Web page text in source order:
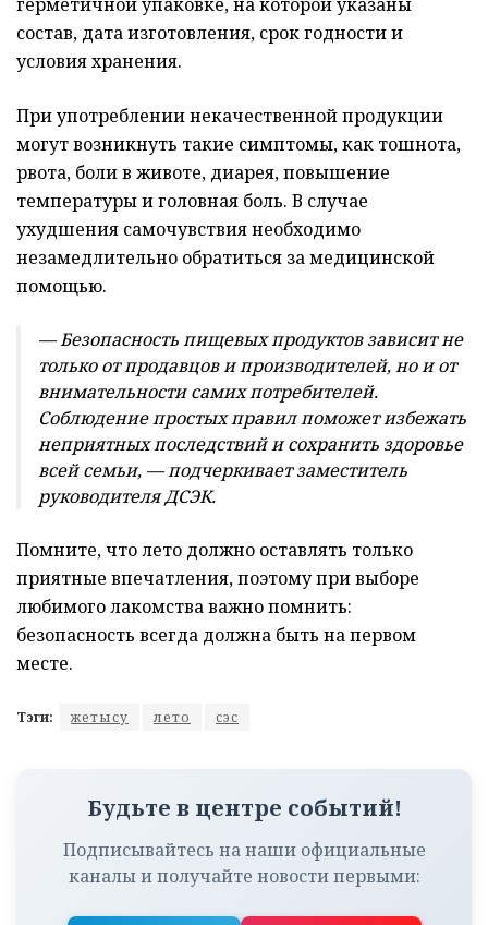
состав, дата изготовления, срок годности и
условия хранения.
При употреблении некачественной продукции
могут возникнуть такие симптомы, как тошнота,
рвота, боли в животе, диарея, повышение
температуры и головная боль. В случае
ухудшения самочувствия необходимо
незамедлительно обратиться за медицинской
помощью.
— Безопасность пищевых продуктов зависит не
только от продавцов и производителей, но и от
внимательности самих потребителей.
Соблюдение простых правил поможет избежать
неприятных последствий и сохранить здоровье
всей семьи, — подчеркивает заместитель
руководителя ДСЭК.
Помните, что лето должно оставлять только
приятные впечатления, поэтому при выборе
любимого лакомства важно помнить:
безопасность всегда должна быть на первом
месте.
Тэги: жетысу лето сэс
Будьте в центре событий!
Подписывайтесь на наши официальные
каналы и получайте новости первыми: